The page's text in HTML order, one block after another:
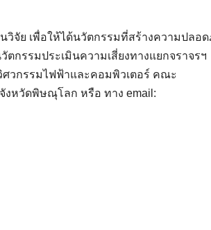
จัย เพื่อให้ได้นวัตกรรมที่สร้างความปลอ
กรรมประเมินความเสี่ยงทางแยกจราจรฯ
วกรรมไฟฟ้าและคอมพิวเตอร์ คณะ
งหวัดพิษณุโลก หรือ ทาง email: